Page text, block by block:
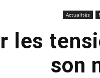
Actualités
les
son